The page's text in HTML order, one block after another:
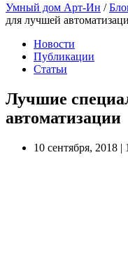
Умный дом Арт-Ин /
для лучшей
Новости
Публикации
Статьи
Лучшие
автоматизации
10 сентября, 2018 |